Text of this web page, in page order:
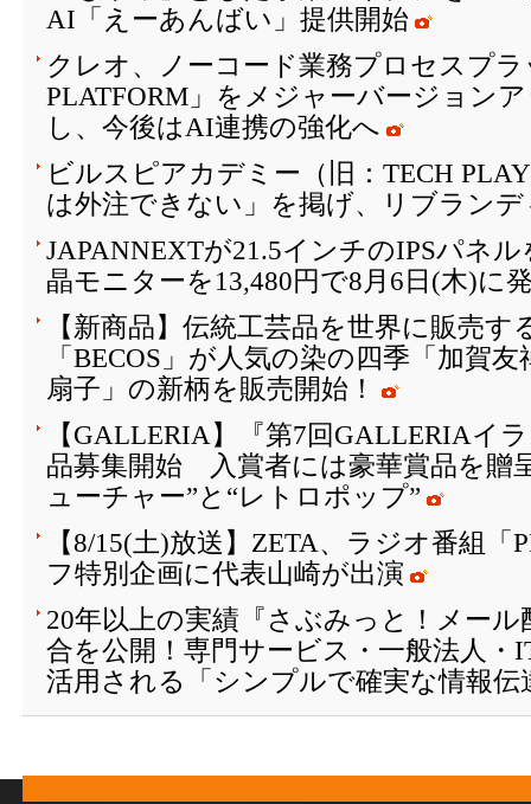
AI「えーあんばい」提供開始
クレオ、ノーコード業務プロセスプ
PLATFORM」をメジャーバージョン
し、今後はAI連携の強化へ
ビルスピアカデミー（旧：TECH
は外注できない」を掲げ、リブラン
JAPANNEXTが21.5インチのIPSパネ
晶モニターを13,480円で8月6日(木)に
【新商品】伝統工芸品を世界に販売す
「BECOS」が人気の染の四季「加賀
扇子」の新柄を販売開始！
【GALLERIA】『第7回GALLERIAイ
品募集開始 入賞者には豪華賞品を
ューチャー”と“レトロポップ”
【8/15(土)放送】ZETA、ラジオ番組「
フ特別企画に代表山崎が出演
20年以上の実績『さぶみっと！メール
合を公開！専門サービス・一般法人・
活用される「シンプルで確実な情報伝